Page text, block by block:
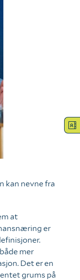
kan nevne fra
at
er
mer
Det er en
grums på